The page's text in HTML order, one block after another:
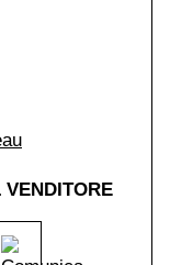
VENDITORE